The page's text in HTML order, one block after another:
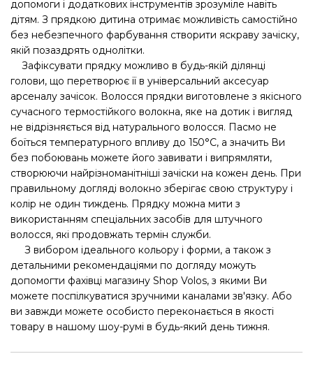
допомоги і додаткових інструментів зрозуміле навіть
дітям. З прядкою дитина отримає можливість самостійно
без небезпечного фарбування створити яскраву зачіску,
якій позаздрять однолітки.
Зафіксувати прядку можливо в будь-якій ділянці
голови, що перетворює її в універсальний аксесуар
арсеналу зачісок. Волосся прядки виготовлене з якісного
сучасного термостійкого волокна, яке на дотик і вигляд
не відрізняється від натурального волосся. Пасмо не
боїться температурного впливу до 150°C, а значить Ви
без побоювань можете його завивати і випрямляти,
створюючи найрізноманітніші зачіски на кожен день. При
правильному догляді волокно зберігає свою структуру і
колір не один тиждень. Прядку можна мити з
використанням спеціальних засобів для штучного
волосся, які продовжать термін служби.
З вибором ідеального кольору і форми, а також з
детальними рекомендаціями по догляду можуть
допомогти фахівці магазину Shop Volos, з якими Ви
можете поспілкуватися зручними каналами зв'язку. Або
ви завжди можете особисто переконається в якості
товару в нашому шоу-румі в будь-який день тижня.